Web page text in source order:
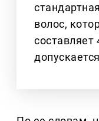
волос,
составляет